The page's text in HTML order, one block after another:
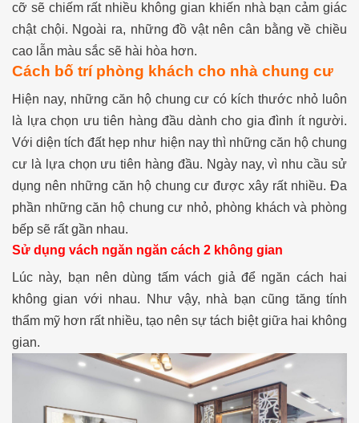
cỡ sẽ chiếm rất nhiều không gian khiến nhà bạn cảm giác
chật chội. Ngoài ra, những đồ vật nên cân bằng về chiều
cao lẫn màu sắc sẽ hài hòa hơn.
Cách bố trí phòng khách cho nhà chung cư
Hiện nay, những căn hộ chung cư có kích thước nhỏ luôn
là lựa chọn ưu tiên hàng đầu dành cho gia đình ít người.
Với diện tích đất hẹp như hiện nay thì những căn hộ chung
cư là lựa chọn ưu tiên hàng đầu. Ngày nay, vì nhu cầu sử
dụng nên những căn hộ chung cư được xây rất nhiều. Đa
phần những căn hộ chung cư nhỏ, phòng khách và phòng
bếp sẽ rất gần nhau.
Sử dụng vách ngăn ngăn cách 2 không gian
Lúc này, bạn nên dùng tấm vách giả để ngăn cách hai
không gian với nhau. Như vậy, nhà bạn cũng tăng tính
thẩm mỹ hơn rất nhiều, tạo nên sự tách biệt giữa hai không
gian.